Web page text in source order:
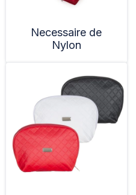
Necessaire de
Nylon